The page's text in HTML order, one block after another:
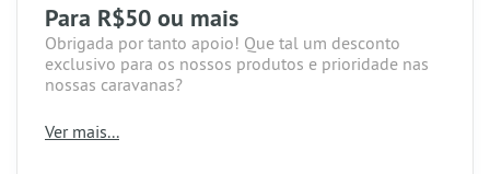
Para R$50 ou mais
Obrigada por tanto apoio! Que tal um desconto
exclusivo para os nossos produtos e prioridade nas
nossas caravanas?
-> Acesso ao grupo;
-> Recompensas digitais;
Ver mais...